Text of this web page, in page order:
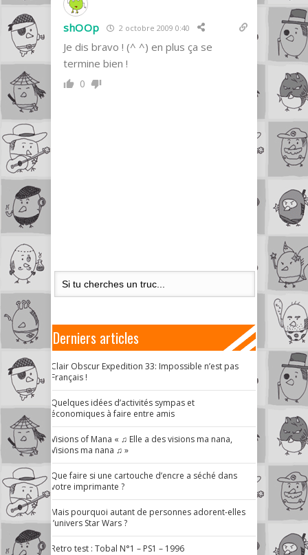
shOOp 2 octobre 2009 0:40
Je dis bravo ! (^ ^) en plus ça se
termine bien !
0
Derniers articles
Clair Obscur Expedition 33: Impossible n’est pas
Français !
Quelques idées d’activités sympas et
économiques à faire entre amis
Visions of Mana « ♫ Elle a des visions ma nana,
Visions ma nana ♫ »
Que faire si une cartouche d’encre a séché dans
votre imprimante ?
Mais pourquoi autant de personnes adorent-elles
l’univers Star Wars ?
Retro test : Tobal N°1 – PS1 – 1996